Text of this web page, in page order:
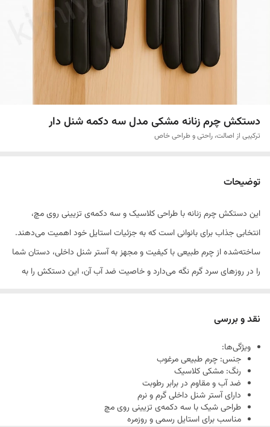
دستکش چرم زنانه مشکی مدل سه دکمه شنل دار
ترکیبی از اصالت، راحتی و طراحی خاص
توضیحات
این دستکش چرم زنانه با طراحی کلاسیک و سه دکمه‌ی تزیینی روی مچ،
انتخابی جذاب برای بانوانی است که به جزئیات استایل خود اهمیت می‌دهند.
ساخته‌شده از چرم طبیعی با کیفیت و مجهز به آستر شنل داخلی، دستان شما
را در روزهای سرد گرم نگه می‌دارد و خاصیت ضد آب آن، این دستکش را به
نقد و بررسی
ویژگی‌ها:
جنس: چرم طبیعی مرغوب
رنگ: مشکی کلاسیک
ضد آب و مقاوم در برابر رطوبت
دارای آستر شنل داخلی گرم و نرم
طراحی شیک با سه دکمه‌ی تزیینی روی مچ
مناسب برای استایل رسمی و روزمره